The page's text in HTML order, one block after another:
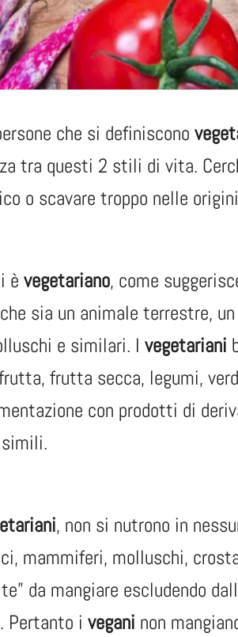
che si definiscono
tra questi 2 stili di vita.
o scavare troppo nelle
è vegetariano, come
sia un animale terrestre,
e similari. I vegetariani
frutta secca, legumi,
con prodotti di
simili.
, non si nutrono in
mammiferi, molluschi,
da mangiare escludendo
Pertanto i vegani non